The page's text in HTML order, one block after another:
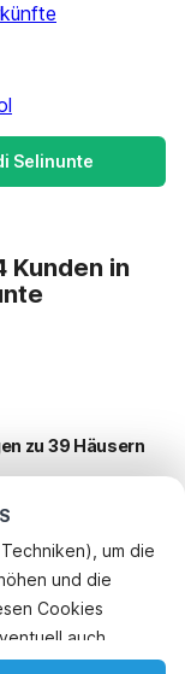
um die
und die
Cookies
auch
Ihren
Selinunte
Kunden in
zu 39 Häusern
Urlaub
di-selinunte